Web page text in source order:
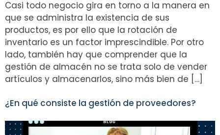
Casi todo negocio gira en torno a la manera en
que se administra la existencia de sus
productos, es por ello que la rotación de
inventario es un factor imprescindible. Por otro
lado, también hay que comprender que la
gestión de almacén no se trata solo de vender
artículos y almacenarlos, sino más bien de […]
¿En qué consiste la gestión de proveedores?